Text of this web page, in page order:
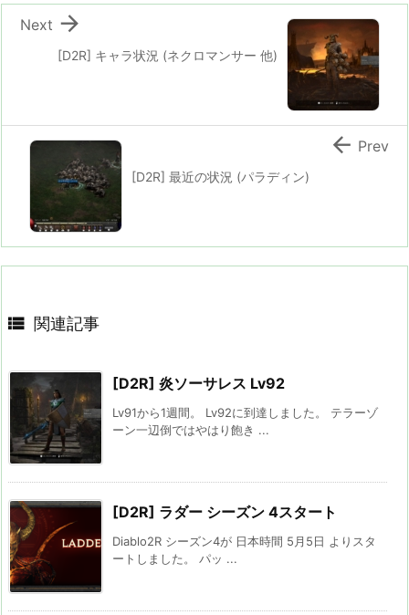
[D2R] キャラ状況 (ネクロマンサー 他)

Next
[D2R] 最近の状況 (パラディン)
 Prev
 関連記事
[D2R] 炎ソーサレス Lv92
Lv91から1週間。 Lv92に到達しました。 テラーゾ
ーン一辺倒ではやはり飽き ...
[D2R] ラダー シーズン 4スタート
Diablo2R シーズン4が 日本時間 5月5日 よりスタ
ートしました。 パッ ...